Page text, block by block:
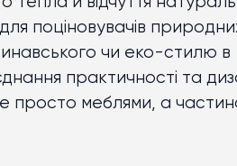
поціновувачів
чи еко-стилю в
практичності та
просто меблями, а